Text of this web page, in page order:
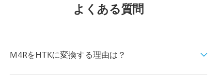
よくある質問
M4RをHTKに変換する理由は？